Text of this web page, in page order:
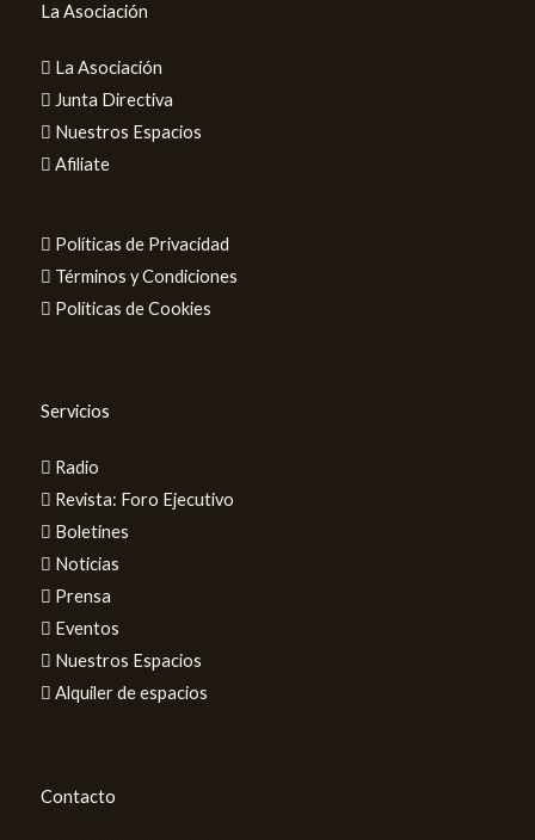
La Asociación
La Asociación
Junta Directiva
Nuestros Espacios
Afiliate
Políticas de Privacidad
Términos y Condiciones
Políticas de Cookies
Servicios
Radio
Revista: Foro Ejecutivo
Boletines
Noticias
Prensa
Eventos
Nuestros Espacios
Alquiler de espacios
Contacto